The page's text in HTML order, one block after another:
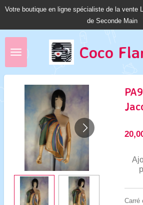
Passer
Coco Fl
Votre boutique en ligne spécialiste de la vente
de Seconde Main
Carré